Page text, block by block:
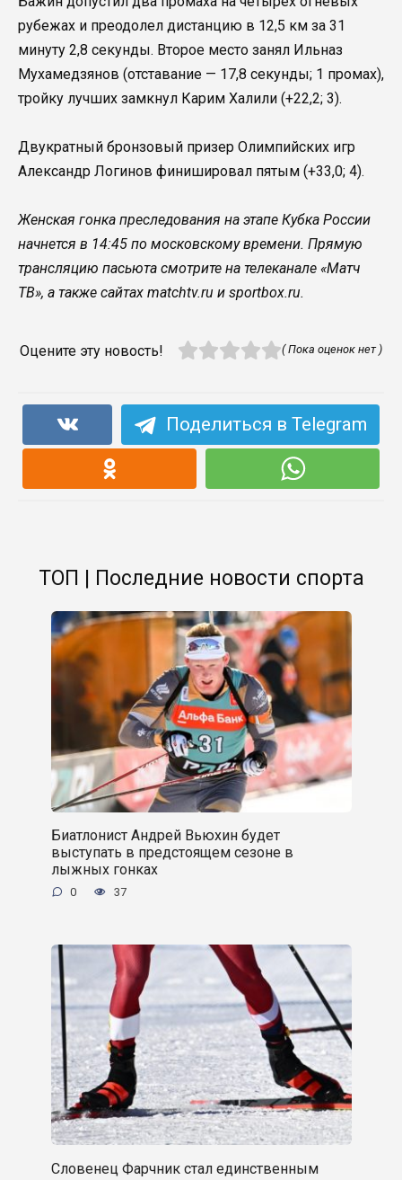
рубежах и преодолел дистанцию в 12,5 км за 31
минуту 2,8 секунды. Второе место занял Ильназ
Мухамедзянов (отставание — 17,8 секунды; 1 промах),
тройку лучших замкнул Карим Халили (+22,2; 3).
Двукратный бронзовый призер Олимпийских игр
Александр Логинов финишировал пятым (+33,0; 4).
Женская гонка преследования на этапе Кубка России
начнется в 14:45 по московскому времени. Прямую
трансляцию пасьюта смотрите на телеканале «Матч
ТВ», а также сайтах matchtv.ru и sportbox.ru.
Оцените эту новость! ( Пока оценок нет )
Поделиться в Telegram
ТОП | Последние новости спорта
Биатлонист Андрей Вьюхин будет
выступать в предстоящем сезоне в
лыжных гонках
0 37
Словенец Фарчник стал единственным